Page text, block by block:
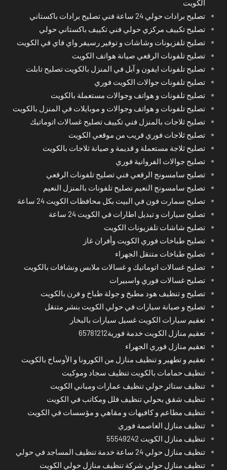
الكويت
تصليح برادات حولي 24 ساعة فني تصليح برادات باكستاني
تصليح تكييف مركزي حولي فني تكييف باكستاني حولي
تصليح تلفزيونات وشاشات و توفير رسيفر واي فاي في الكويت
تصليح تلفونات الرقعي صيانة هواتف الكويت
تصليح تلفونات ايفون و آبل في المنزل بالكويت تصليح تابلت
تصليح تلفونات جوالات الكويت فوري
تصليح تلفونات و هواتف وجوالات مستعملة بالكويت
تصليح تلفونات و هواتف وجوالات و موبايلات في المنزل بالكويت
تصليح ثلاجات بالمنزل فني تكييف تصليح غسالات اتوماتيك
تصليح ثلاجات فوري قريب من موقعي الكويت
تصليح ثلاجة مستعملة و قديمة و صيانة ثلاجات بالكويت
تصليح جوالات الفروانية فوري
تصليح سامسونج الرقعي فني تصليح تلفونات الرقعي
تصليح سامسونج النعيم تصليح تلفونات بالمنزل النعيم
تصليح سمارت فون في البيت بكل محافظات الكويت 24 ساعة
تصليح سيارات و تبديل اطارات في الكويت 24 ساعة
تصليح شاشات تلفزيونات الكويت
تصليح طباخات فوري الكويت وأفران غاز
تصليح طباخات متنقل الجهراء
تصليح غسالات اتوماتيك و غسالات ملابس ونشافات بالكويت
تصليح غسالات فوري واسبيرات
تصليح و تنظيف هود مطبخ و جولة طباخ و فرن بالكويت
تصليح و صيانة سيارات في حولي الكويت بنشر متنقل
تعقيم سيارات الكويت غسيل سيارات بالبخار
تعقيم منازل الكويت خدمة فورية65781212
تعقيم منازل فوري الجهراء
تعقيم و تطهير و تنظيف منازل من الكورونا و الأوساخ بالكويت
تنظيف حمامات بالكويت تنظيف سجاد وموكيت
تنظيف ستائر حولي تنظيف عمارات ومباني الكويت
تنظيف شقق بحولي تنظيف فلل ومكاتب في الكويت
تنظيف مطاعم و كافيهات و مقاهي و مؤسسات في الكويت
تنظيف منازل العاصمة فوري
تنظيف منازل الكويت 55549242
تنظيف منازل حولي 24 ساعة خدمة تنظيف المساجد في حولي
تنظيف منازل حولي شركة تنظيف منازل حولي الكويت